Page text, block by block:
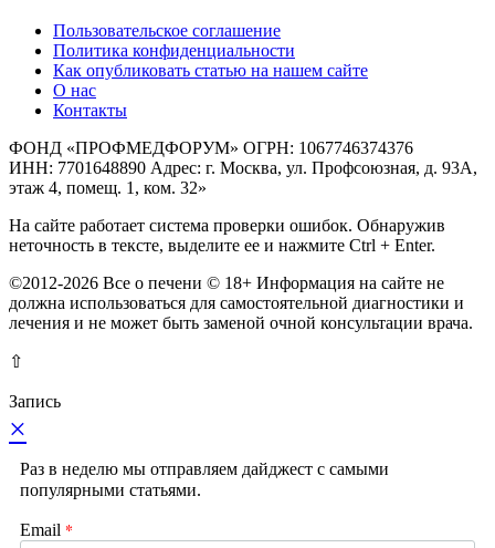
Пользовательское соглашение
Политика конфиденциальности
Как опубликовать статью на нашем сайте
О нас
Контакты
ФОНД «ПРОФМЕДФОРУМ» ОГРН: 1067746374376
ИНН: 7701648890 Адрес: г. Москва, ул. Профсоюзная, д. 93А,
этаж 4, помещ. 1, ком. 32»
На сайте работает система проверки ошибок. Обнаружив
неточность в тексте, выделите ее и нажмите Ctrl + Enter.
©2012-2026 Все о печени © 18+ Информация на сайте не
должна использоваться для самостоятельной диагностики и
лечения и не может быть заменой очной консультации врача.
⇧
Запись
×
Раз в неделю мы отправляем дайджест с самыми
популярными статьями.
Email *